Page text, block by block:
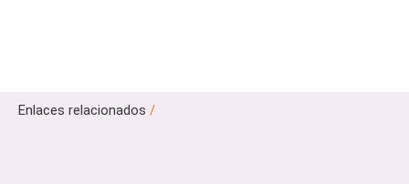
Enlaces relacionados /